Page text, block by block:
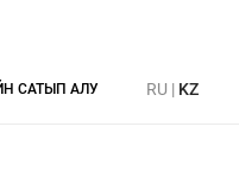
САТЫП АЛУ RU | KZ